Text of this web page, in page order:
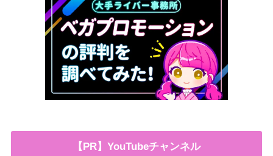
【PR】YouTubeチャンネル